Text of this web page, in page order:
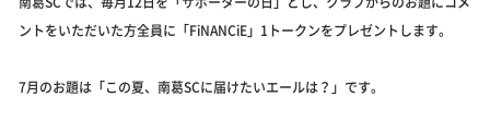
ントをいただいた方全員に「FiNANCiE」1トークンをプレゼントします。
7月のお題は「この夏、南葛SCに届けたいエールは？」です。